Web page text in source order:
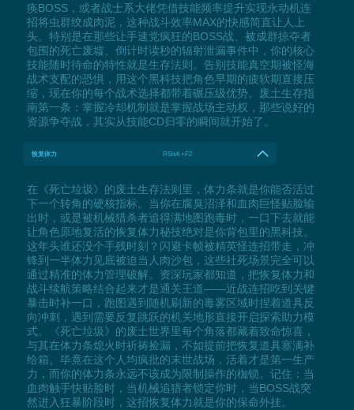
痪BOSS，或者战士系大佬凭借技能频率提升实现永动机连
招将虫群绞成肉泥，这种战斗效率MAX的快感简直让人上
头。特别是在那些让手速党疯狂的BOSS战、被成群掠夺者
包围的死亡废墟、倒计时读秒的辐射泄漏事件中，你的核心
技能随时待命的特性就是生存法则。告别技能真空期被怪海
战术支配的恐惧，用这个黑科技把角色早期的疲软期直接压
缩，现在你的每个战术选择都带着碾压级优势。废土生存指
南第一条：掌握冷却机制就是掌握战场主动权，那些说好的
资源争夺战，其实从技能CD归零的瞬间就开始了。
恢复体力 RShift +F2
在《死亡垃圾》的废土生存法则里，体力条就是你能否活过
下一个转角的硬核指标。当你在腐臭沼泽和血肉巨怪贴脸输
出时，或是被机械猎杀者追得满地图跑毒时，一口下去就能
让角色原地复活的恢复体力秘技绝对是你背包里的黑科技。
这年头谁还没个手残时刻？闪避卡帧被精英怪连招带走，冲
锋到一半体力见底被迫当人肉沙包，这些社死场景完全可以
通过精准的体力管理破解。资深玩家都知道，把恢复体力和
战斗续航策略结合起来才是通关王道——近战连招吃到关键
暴击时补一口，跑图遇到随机刷新的毒雾区域时捏着道具反
向冲刺，遇到需要反复跳跃的机关地形直接开启探索助力模
式。《死亡垃圾》的废土世界里每个角落都藏着致命惊喜，
与其在体力条熄火时祈祷捡漏，不如提前把恢复道具塞满补
给箱。毕竟在这个人均疯批的末世战场，活着才是第一生产
力，而你的体力条永远不该成为限制操作的枷锁。记住：当
血肉触手快贴脸时，当机械追猎者锁定你时，当BOSS战突
然进入狂暴阶段时，这招恢复体力就是你的保命外挂。